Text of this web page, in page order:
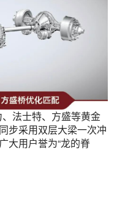
法士特、方盛等黄金
步采用双层大梁一次冲
大用户誉为“龙的脊